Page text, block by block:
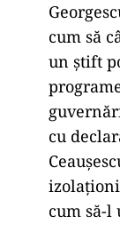
cum să
un știft
cu
cum să-l